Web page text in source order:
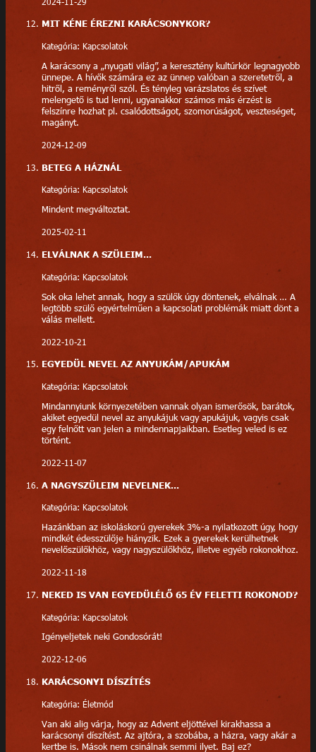
MIT KÉNE ÉREZNI KARÁCSONYKOR?
Kategória: Kapcsolatok
A karácsony a „nyugati világ”, a keresztény kultúrkör legnagyobb
ünnepe. A hívők számára ez az ünnep valóban a szeretetről, a
hitről, a reményről szól. És tényleg varázslatos és szívet
melengető is tud lenni, ugyanakkor számos más érzést is
felszínre hozhat pl. csalódottságot, szomorúságot, veszteséget,
magányt.
2024-12-09
BETEG A HÁZNÁL
Kategória: Kapcsolatok
Mindent megváltoztat.
2025-02-11
ELVÁLNAK A SZÜLEIM...
Kategória: Kapcsolatok
Sok oka lehet annak, hogy a szülők úgy döntenek, elválnak … A
legtöbb szülő egyértelműen a kapcsolati problémák miatt dönt a
válás mellett.
2022-10-21
EGYEDÜL NEVEL AZ ANYUKÁM/APUKÁM
Kategória: Kapcsolatok
Mindannyiunk környezetében vannak olyan ismerősök, barátok,
akiket egyedül nevel az anyukájuk vagy apukájuk, vagyis csak
egy felnőtt van jelen a mindennapjaikban. Esetleg veled is ez
történt.
2022-11-07
A NAGYSZÜLEIM NEVELNEK...
Kategória: Kapcsolatok
Hazánkban az iskoláskorú gyerekek 3%-a nyilatkozott úgy, hogy
mindkét édesszülője hiányzik. Ezek a gyerekek kerülhetnek
nevelőszülőkhöz, vagy nagyszülőkhöz, illetve egyéb rokonokhoz.
2022-11-18
NEKED IS VAN EGYEDÜLÉLŐ 65 ÉV FELETTI ROKONOD?
Kategória: Kapcsolatok
Igényeljetek neki Gondosórát!
2022-12-06
KARÁCSONYI DÍSZÍTÉS
Kategória: Életmód
Van aki alig várja, hogy az Advent eljöttével kirakhassa a
karácsonyi díszítést. Az ajtóra, a szobába, a házra, vagy akár a
kertbe is. Mások nem csinálnak semmi ilyet. Baj ez?